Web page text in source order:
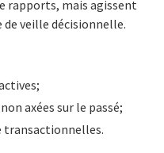
rapports, mais agissent
veille décisionnelle.
axées sur le passé;